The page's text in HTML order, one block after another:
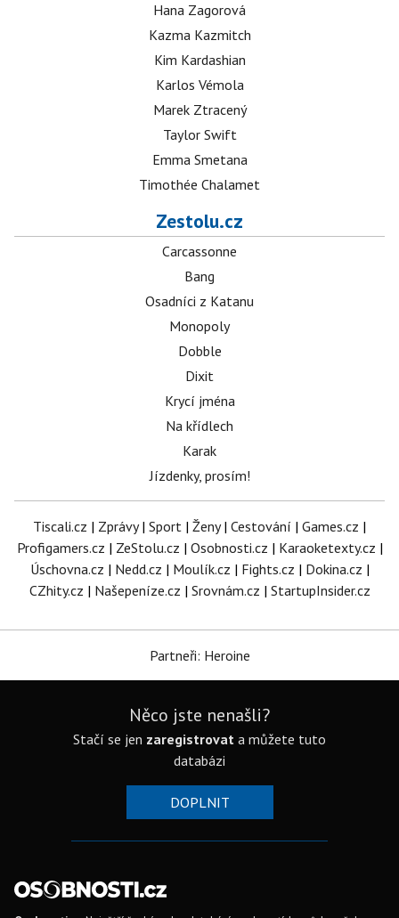
Hana Zagorová
Kazma Kazmitch
Kim Kardashian
Karlos Vémola
Marek Ztracený
Taylor Swift
Emma Smetana
Timothée Chalamet
Zestolu.cz
Carcassonne
Bang
Osadníci z Katanu
Monopoly
Dobble
Dixit
Krycí jména
Na křídlech
Karak
Jízdenky, prosím!
Tiscali.cz | Zprávy| Sport | Ženy| Cestování | Games.cz |
Profigamers.cz | ZeStolu.cz | Osobnosti.cz | Karaoketexty.cz |
Úschovna.cz | Nedd.cz | Moulík.cz | Fights.cz | Dokina.cz |
CZhity.cz | Našepeníze.cz | Srovnám.cz | StartupInsider.cz
Partneři: Heroine
Něco jste nenašli?
Stačí se jen zaregistrovat a můžete tuto
databázi
DOPLNIT